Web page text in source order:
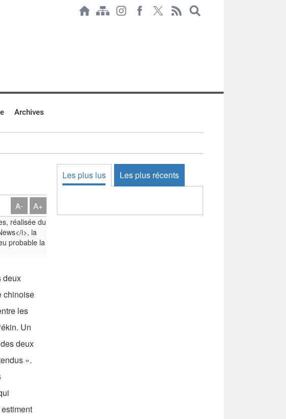
Archives
A- A+
deux
chinoise
les
Un
deux
».
Les plus lus Les plus récents